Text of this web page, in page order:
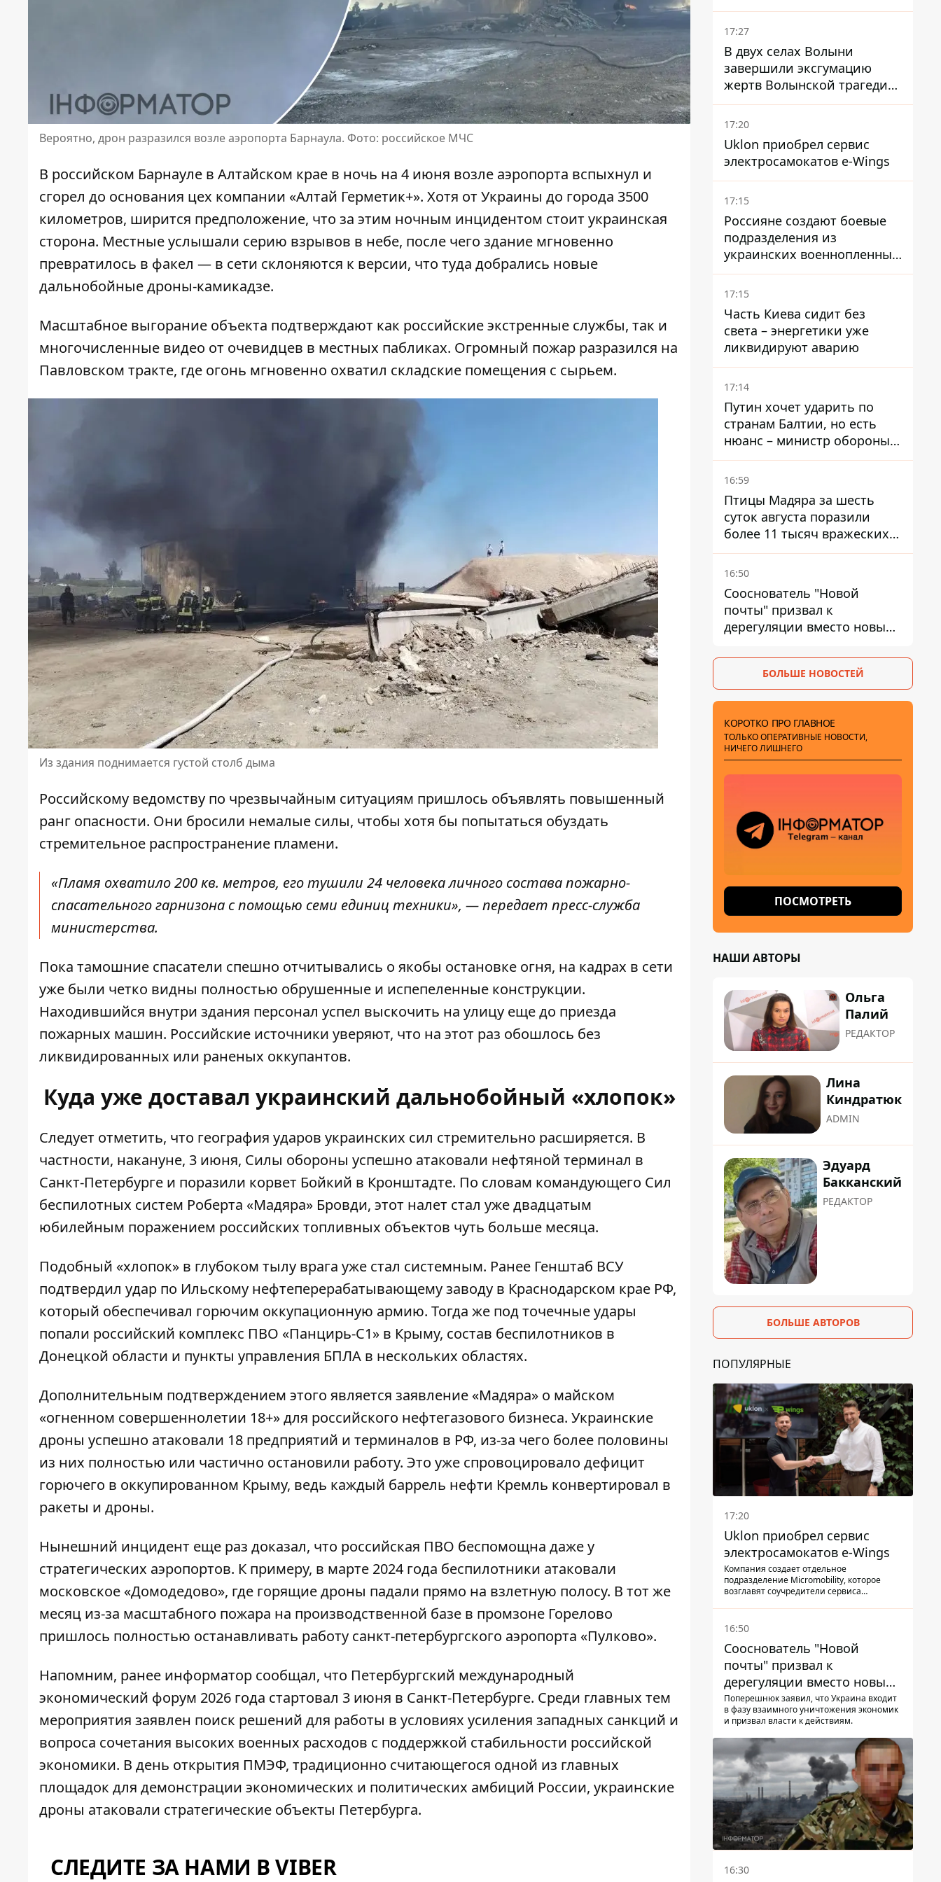
Вероятно, дрон разразился возле аэропорта Барнаула. Фото: российское МЧС
В российском Барнауле в Алтайском крае в ночь на 4 июня возле аэропорта вспыхнул и
сгорел до основания цех компании «Алтай Герметик+». Хотя от Украины до города 3500
километров, ширится предположение, что за этим ночным инцидентом стоит украинская
сторона. Местные услышали серию взрывов в небе, после чего здание мгновенно
превратилось в факел — в сети склоняются к версии, что туда добрались новые
дальнобойные дроны-камикадзе.
Масштабное выгорание объекта подтверждают как российские экстренные службы, так и
многочисленные видео от очевидцев в местных пабликах. Огромный пожар разразился на
Павловском тракте, где огонь мгновенно охватил складские помещения с сырьем.
Из здания поднимается густой столб дыма
Российскому ведомству по чрезвычайным ситуациям пришлось объявлять повышенный
ранг опасности. Они бросили немалые силы, чтобы хотя бы попытаться обуздать
стремительное распространение пламени.
«Пламя охватило 200 кв. метров, его тушили 24 человека личного состава пожарно-
спасательного гарнизона с помощью семи единиц техники», — передает пресс-служба
министерства.
Пока тамошние спасатели спешно отчитывались о якобы остановке огня, на кадрах в сети
уже были четко видны полностью обрушенные и испепеленные конструкции.
Находившийся внутри здания персонал успел выскочить на улицу еще до приезда
пожарных машин. Российские источники уверяют, что на этот раз обошлось без
ликвидированных или раненых оккупантов.
Куда уже доставал украинский дальнобойный «хлопок»
Следует отметить, что география ударов украинских сил стремительно расширяется. В
частности, накануне, 3 июня, Силы обороны успешно атаковали нефтяной терминал в
Санкт-Петербурге и поразили корвет Бойкий в Кронштадте. По словам командующего Сил
беспилотных систем Роберта «Мадяра» Бровди, этот налет стал уже двадцатым
юбилейным поражением российских топливных объектов чуть больше месяца.
Подобный «хлопок» в глубоком тылу врага уже стал системным. Ранее Генштаб ВСУ
подтвердил удар по Ильскому нефтеперерабатывающему заводу в Краснодарском крае РФ,
который обеспечивал горючим оккупационную армию. Тогда же под точечные удары
попали российский комплекс ПВО «Панцирь-С1» в Крыму, состав беспилотников в
Донецкой области и пункты управления БПЛА в нескольких областях.
Дополнительным подтверждением этого является заявление «Мадяра» о майском
«огненном совершеннолетии 18+» для российского нефтегазового бизнеса. Украинские
дроны успешно атаковали 18 предприятий и терминалов в РФ, из-за чего более половины
из них полностью или частично остановили работу. Это уже спровоцировало дефицит
горючего в оккупированном Крыму, ведь каждый баррель нефти Кремль конвертировал в
ракеты и дроны.
Нынешний инцидент еще раз доказал, что российская ПВО беспомощна даже у
стратегических аэропортов. К примеру, в марте 2024 года беспилотники атаковали
московское «Домодедово», где горящие дроны падали прямо на взлетную полосу. В тот же
месяц из-за масштабного пожара на производственной базе в промзоне Горелово
пришлось полностью останавливать работу санкт-петербургского аэропорта «Пулково».
Напомним, ранее информатор сообщал, что Петербургский международный
экономический форум 2026 года стартовал 3 июня в Санкт-Петербурге. Среди главных тем
мероприятия заявлен поиск решений для работы в условиях усиления западных санкций и
вопроса сочетания высоких военных расходов с поддержкой стабильности российской
экономики. В день открытия ПМЭФ, традиционно считающегося одной из главных
площадок для демонстрации экономических и политических амбиций России, украинские
дроны атаковали стратегические объекты Петербурга.
СЛЕДИТЕ ЗА НАМИ В VIBER
проливу - заключение
зависит от снятия блокады
17:27
В двух селах Волыни
завершили эксгумацию
жертв Волынской трагедии
– нашли останки 54 поляков
17:20
Uklon приобрел сервис
электросамокатов e-Wings
17:15
Россияне создают боевые
подразделения из
украинских военнопленных
- ISW
17:15
Часть Киева сидит без
света – энергетики уже
ликвидируют аварию
17:14
Путин хочет ударить по
странам Балтии, но есть
нюанс – министр обороны
Литвы сделал заявление
16:59
Птицы Мадяра за шесть
суток августа поразили
более 11 тысяч вражеских
целей и ликвидировали
около двух тысяч
16:50
Сооснователь "Новой
почты" призвал к
дерегуляции вместо новых
БОЛЬШЕ НОВОСТЕЙ
КОРОТКО ПРО ГЛАВНОЕ
ТОЛЬКО ОПЕРАТИВНЫЕ НОВОСТИ,
НИЧЕГО ЛИШНЕГО
ПОСМОТРЕТЬ
НАШИ АВТОРЫ
Ольга
Палий
РЕДАКТОР
Лина
Киндратюк
ADMIN
Эдуард
Бакканский
РЕДАКТОР
БОЛЬШЕ АВТОРОВ
ПОПУЛЯРНЫЕ
17:20
Uklon приобрел сервис
электросамокатов e-Wings
Компания создает отдельное
подразделение Micromobility, которое
возглавят соучредители сервиса
16:50
Сооснователь "Новой
почты" призвал к
дерегуляции вместо новых
налогов - Гетманцев против
Поперешнюк заявил, что Украина входит
в фазу взаимного уничтожения экономик
и призвал власти к действиям.
16:30